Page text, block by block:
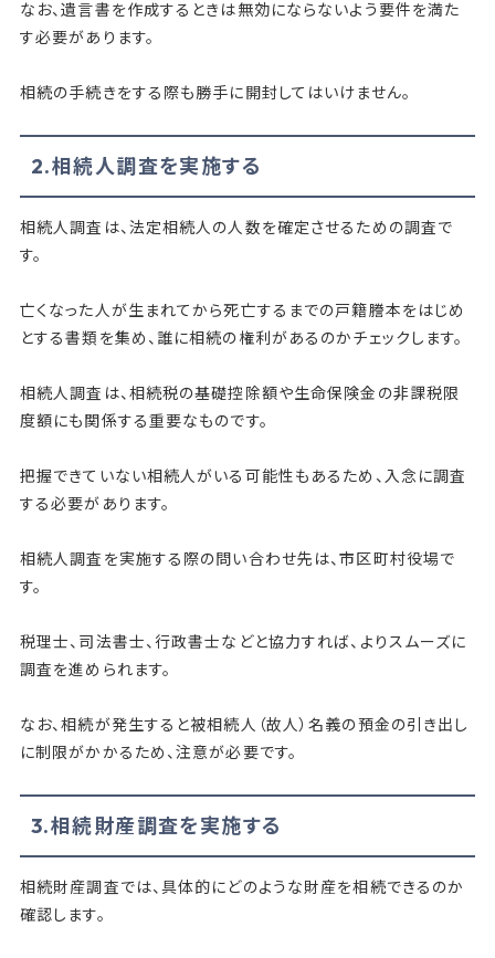
なお、遺言書を作成するときは無効にならないよう要件を満た
す必要があります。
相続の手続きをする際も勝手に開封してはいけません。
2.相続人調査を実施する
相続人調査は、法定相続人の人数を確定させるための調査で
す。
亡くなった人が生まれてから死亡するまでの戸籍謄本をはじめ
とする書類を集め、誰に相続の権利があるのかチェックします。
相続人調査は、相続税の基礎控除額や生命保険金の非課税限
度額にも関係する重要なものです。
把握できていない相続人がいる可能性もあるため、入念に調査
する必要があります。
相続人調査を実施する際の問い合わせ先は、市区町村役場で
す。
税理士、司法書士、行政書士などと協力すれば、よりスムーズに
調査を進められます。
なお、相続が発生すると被相続人（故人）名義の預金の引き出し
に制限がかかるため、注意が必要です。
3.相続財産調査を実施する
相続財産調査では、具体的にどのような財産を相続できるのか
確認します。